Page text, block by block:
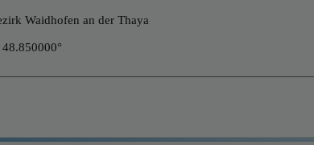
Waidhofen an der Thaya